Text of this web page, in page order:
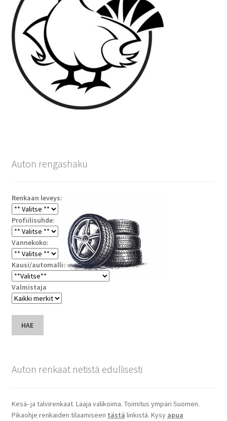
Auton rengashaku
Renkaan leveys:
Profiilisuhde:
Vannekoko:
Kausi/automalli:
Valmistaja
HAE
Auton renkaat netistä edullisesti
Kesä- ja talvirenkaat. Laaja valikoima. Toimitus ympäri Suomen.
Pikaohje renkaiden tilaamiseen tästä linkistä. Kysy apua